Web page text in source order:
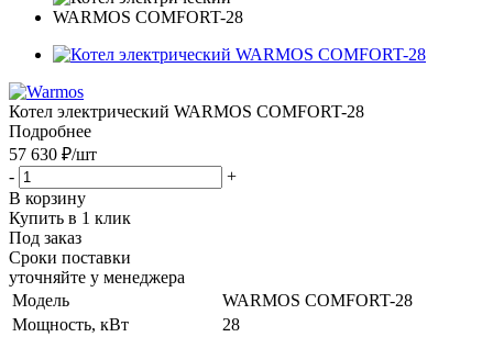
Котел электрический WARMOS COMFORT-28
Подробнее
57 630 ₽/шт
-
+
В корзину
Купить в 1 клик
Под заказ
Сроки поставки
уточняйте у менеджера
Модель
WARMOS COMFORT-28
Мощность, кВт
28